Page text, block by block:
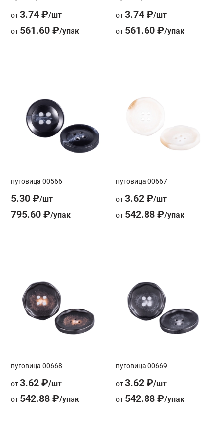
от3.74 ₽
от 561.60 ₽
от 3.74 ₽
от 561.60 ₽
пуговица 00566
5.30 ₽
795.60 ₽
пуговица 00667
от 3.62 ₽
от 542.88 ₽
пуговица 00668
от3.62 ₽
от 542.88 ₽
пуговица 00669
от 3.62 ₽
от 542.88 ₽